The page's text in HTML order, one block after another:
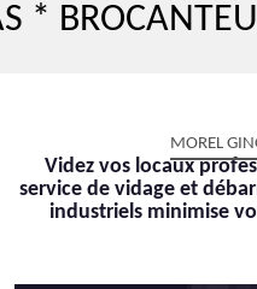
*
MOREL
Videz vos locaux
service de vidage et
industriels minimise